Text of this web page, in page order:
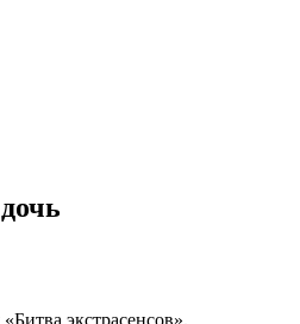
экстрасенсов».